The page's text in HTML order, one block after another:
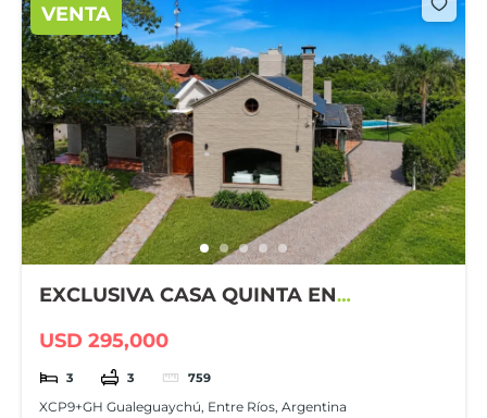
VENTA
EXCLUSIVA CASA QUINTA EN
USD 295,000
3 3 759
XCP9+GH Gualeguaychú, Entre Ríos, Argentina